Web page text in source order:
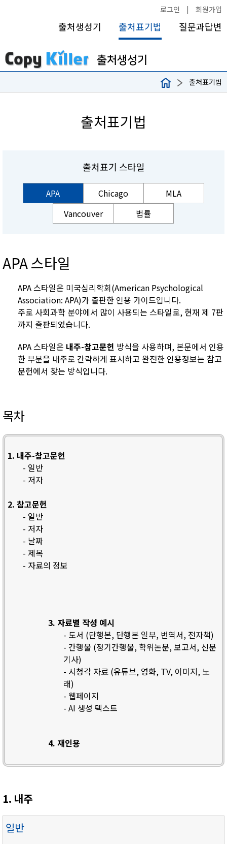
로그인 | 회원가입
출처생성기 출처표기법 질문과답변
출처표기법
출처표기법
출처표기 스타일
APA Chicago
MLA
Vancouver
법률
APA 스타일
APA 스타일은 미국심리학회(American Psychological
Association: APA)가 출판한 인용 가이드입니다.
주로 사회과학 분야에서 많이 사용되는 스타일로, 현재 제 7판
까지 출판되었습니다.
APA 스타일은 내주-참고문헌 방식을 사용하며, 본문에서 인용
한 부분을 내주로 간략하게 표시하고 완전한 인용정보는 참고
문헌에서 찾는 방식입니다.
목차
1. 내주-참고문헌
- 일반
- 저자
2. 참고문헌
- 일반
- 저자
- 날짜
- 제목
- 자료의 정보
3. 자료별 작성 예시
- 도서 (단행본, 단행본 일부, 번역서, 전자책)
- 간행물 (정기간행물, 학위논문, 보고서, 신문
기사)
- 시청각 자료 (유튜브, 영화, TV, 이미지, 노
래)
- 웹페이지
- AI 생성 텍스트
4. 재인용
1. 내주
일반